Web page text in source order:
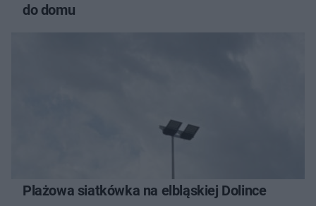
do domu
Plażowa siatkówka na elbląskiej Dolince